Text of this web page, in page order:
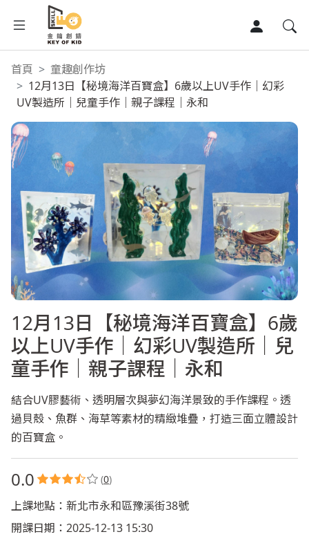
首頁
企業團建營
童趣創作坊
精選文章
精選影音
關於我們
聯絡我們
首頁
童趣創作坊
12月13日【秘境海洋百寶盒】6歲以上UV手作｜幻彩
UV製造所｜兒童手作｜親子課程｜永和
12月13日【秘境海洋百寶盒】6歲
以上UV手作｜幻彩UV製造所｜兒
童手作｜親子課程｜永和
結合UV膠藝術、透明層次與夢幻海洋景致的手作課程。透
過貝殼、魚群、海草等素材的精緻堆疊，打造三面立體設計
的百寶盒。
0.0 (0)
上課地點：新北市永和區豫溪街38號
開課日期：2025-12-13 15:30